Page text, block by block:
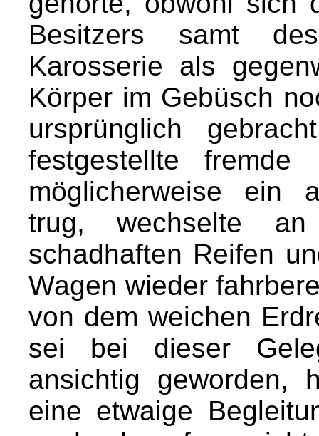
Besitzers samt
Karosserie als
Körper im Gebüsch
ursprünglich
festgestellte fremde
möglicherweise ein
trug, wechselte
schadhaften Reifen
Wagen wieder
von dem weichen
sei bei dieser
ansichtig geworden,
eine etwaige